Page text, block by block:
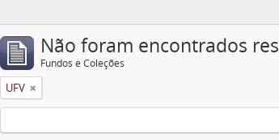
Não foram encontrados
Fundos e Coleções
UFV